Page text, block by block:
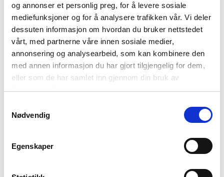
og annonser et personlig preg, for å levere sosiale
mediefunksjoner og for å analysere trafikken vår. Vi deler
dessuten informasjon om hvordan du bruker nettstedet
vårt, med partnerne våre innen sosiale medier,
annonsering og analysearbeid, som kan kombinere den
med annen informasjon du har gjort tilgjengelig for dem,
eller som de har samlet inn gjennom din bruk av
tjenestene deres.
Nødvendig
Egenskaper
PUFF LYKKE 60X60
899,70
KJØP